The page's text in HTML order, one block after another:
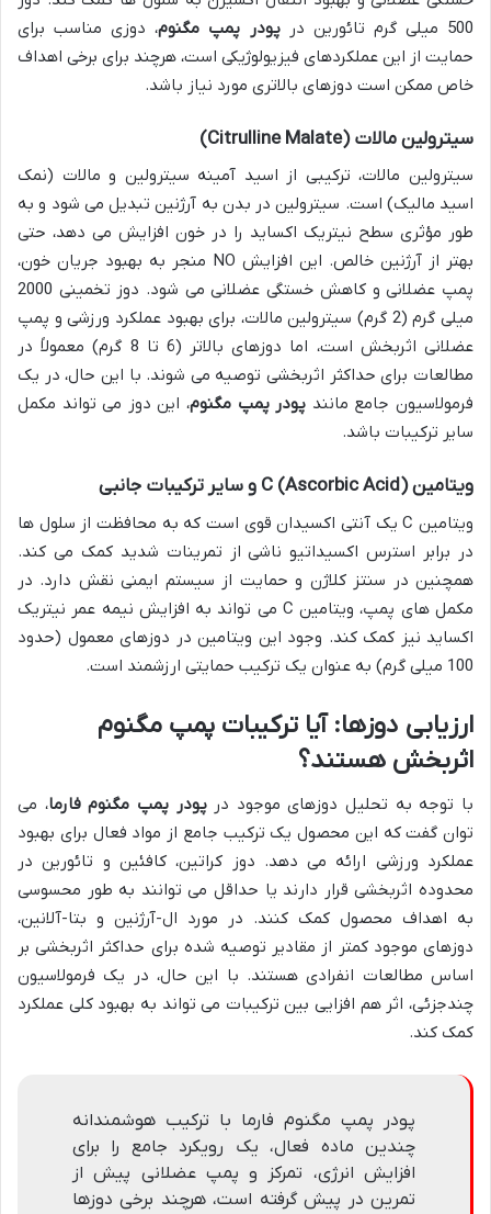
500 میلی گرم تائورین در
پودر پمپ مگنوم، دوزی مناسب برای
حمایت از این عملکردهای فیزیولوژیکی است، هرچند برای برخی اهداف
خاص ممکن است دوزهای بالاتری مورد نیاز باشد.
سیترولین مالات (Citrulline Malate)
سیترولین مالات، ترکیبی از اسید آمینه سیترولین و مالات (نمک
اسید مالیک) است. سیترولین در بدن به آرژنین تبدیل می شود و به
طور مؤثری سطح نیتریک اکساید را در خون افزایش می دهد، حتی
بهتر از آرژنین خالص. این افزایش NO منجر به بهبود جریان خون،
پمپ عضلانی و کاهش خستگی عضلانی می شود. دوز تخمینی 2000
میلی گرم (2 گرم) سیترولین مالات، برای بهبود عملکرد ورزشی و پمپ
عضلانی اثربخش است، اما دوزهای بالاتر (6 تا 8 گرم) معمولاً در
مطالعات برای حداکثر اثربخشی توصیه می شوند. با این حال، در یک
فرمولاسیون جامع مانند پودر پمپ مگنوم، این دوز می تواند مکمل
سایر ترکیبات باشد.
ویتامین C (Ascorbic Acid) و سایر ترکیبات جانبی
ویتامین C یک آنتی اکسیدان قوی است که به محافظت از سلول ها
در برابر استرس اکسیداتیو ناشی از تمرینات شدید کمک می کند.
همچنین در سنتز کلاژن و حمایت از سیستم ایمنی نقش دارد. در
مکمل های پمپ، ویتامین C می تواند به افزایش نیمه عمر نیتریک
اکساید نیز کمک کند. وجود این ویتامین در دوزهای معمول (حدود
100 میلی گرم) به عنوان یک ترکیب حمایتی ارزشمند است.
ارزیابی دوزها: آیا ترکیبات پمپ مگنوم
اثربخش هستند؟
با توجه به تحلیل دوزهای موجود درپودر پمپ مگنوم فارما، می
توان گفت که این محصول یک ترکیب جامع از مواد فعال برای بهبود
عملکرد ورزشی ارائه می دهد. دوز کراتین، کافئین و تائورین در
محدوده اثربخشی قرار دارند یا حداقل می توانند به طور محسوسی
به اهداف محصول کمک کنند. در مورد ال-آرژنین و بتا-آلانین،
دوزهای موجود کمتر از مقادیر توصیه شده برای حداکثر اثربخشی بر
اساس مطالعات انفرادی هستند. با این حال، در یک فرمولاسیون
چندجزئی، اثر هم افزایی بین ترکیبات می تواند به بهبود کلی عملکرد
کمک کند.
پودر پمپ مگنوم فارما با ترکیب هوشمندانه
چندین ماده فعال، یک رویکرد جامع را برای
افزایش انرژی، تمرکز و پمپ عضلانی پیش از
تمرین در پیش گرفته است، هرچند برخی دوزها